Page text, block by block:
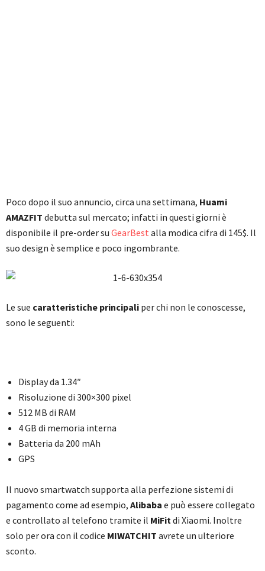
Poco dopo il suo annuncio, circa una settimana, Huami
AMAZFIT debutta sul mercato; infatti in questi giorni è
disponibile il pre-order su GearBest alla modica cifra di 145$. Il
suo design è semplice e poco ingombrante.
Le sue caratteristiche principali per chi non le conoscesse,
sono le seguenti:
Display da 1.34″
Risoluzione di 300×300 pixel
512 MB di RAM
4 GB di memoria interna
Batteria da 200 mAh
GPS
Il nuovo smartwatch supporta alla perfezione sistemi di
pagamento come ad esempio, Alibaba e può essere collegato
e controllato al telefono tramite il MiFitdi Xiaomi. Inoltre
solo per ora con il codice MIWATCHIT avrete un ulteriore
sconto.